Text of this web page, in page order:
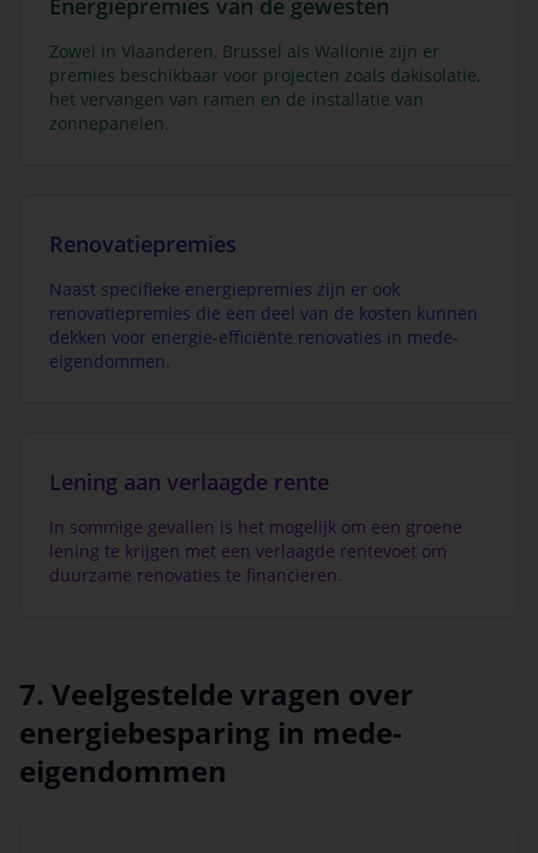
Energiepremies van de gewesten
Zowel in Vlaanderen, Brussel als Wallonië zijn er
premies beschikbaar voor projecten zoals dakisolatie,
het vervangen van ramen en de installatie van
zonnepanelen.
Renovatiepremies
Naast specifieke energiepremies zijn er ook
renovatiepremies die een deel van de kosten kunnen
dekken voor energie-efficiënte renovaties in mede-
eigendommen.
Lening aan verlaagde rente
In sommige gevallen is het mogelijk om een groene
lening te krijgen met een verlaagde rentevoet om
duurzame renovaties te financieren.
7. Veelgestelde vragen over
energiebesparing in mede-
eigendommen